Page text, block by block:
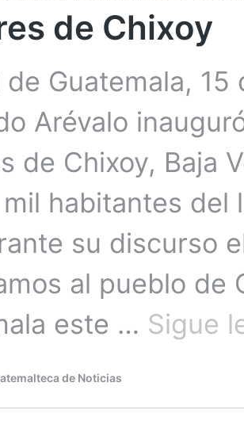
de Chixoy
de Guatemala,
Arévalo
de Chixoy, Baja
habitantes del
su discurso
al pueblo de
este … Sigue
de Noticias